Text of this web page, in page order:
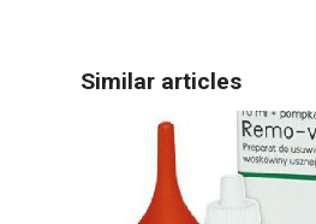
Similar articles